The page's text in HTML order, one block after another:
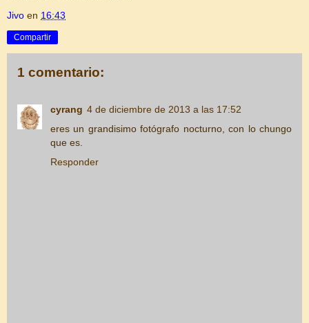
Jivo en 16:43
Compartir
1 comentario:
cyrang 4 de diciembre de 2013 a las 17:52
eres un grandisimo fotógrafo nocturno, con lo chungo
que es.
Responder